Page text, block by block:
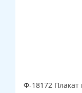
Ф-18172 Плакат